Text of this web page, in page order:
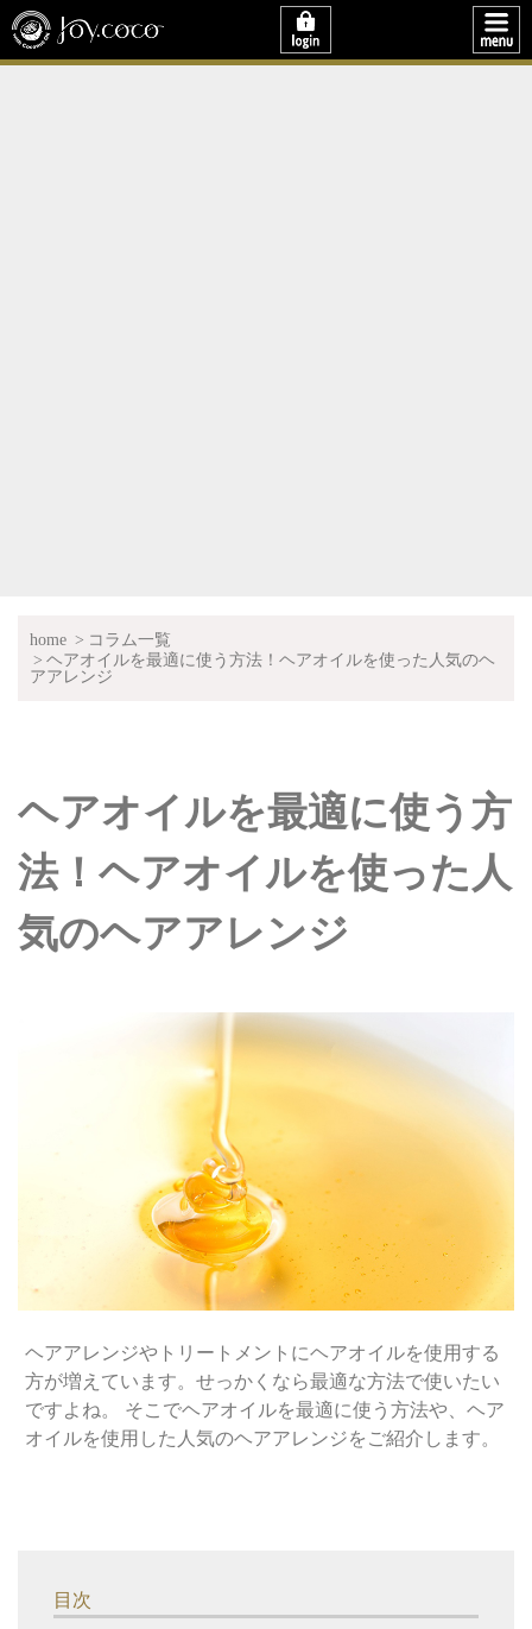
home
コラム一覧
ヘアオイルを最適に使う方法！ヘアオイルを使った人気のヘ
アアレンジ
ヘアオイルを最適に使う方
法！ヘアオイルを使った人
気のヘアアレンジ
ヘアアレンジやトリートメントにヘアオイルを使用する
方が増えています。せっかくなら最適な方法で使いたい
ですよね。 そこでヘアオイルを最適に使う方法や、ヘア
オイルを使用した人気のヘアアレンジをご紹介します。
目次